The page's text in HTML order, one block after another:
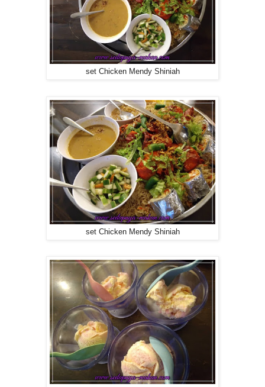
set Chicken Mendy Shiniah
set Chicken Mendy Shiniah